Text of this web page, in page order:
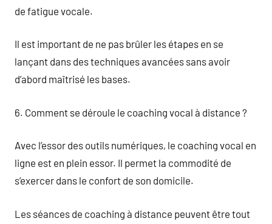
de fatigue vocale.
Il est important de ne pas brûler les étapes en se
lançant dans des techniques avancées sans avoir
d’abord maîtrisé les bases.
6. Comment se déroule le coaching vocal à distance ?
Avec l’essor des outils numériques, le coaching vocal en
ligne est en plein essor. Il permet la commodité de
s’exercer dans le confort de son domicile.
Les séances de coaching à distance peuvent être tout